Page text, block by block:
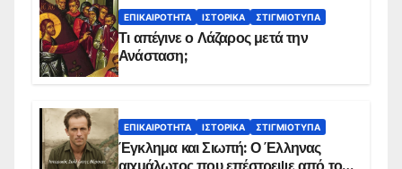
ΕΠΙΚΑΙΡΌΤΗΤΑ ΙΣΤΟΡΙΚΆ ΣΤΙΓΜΙΌΤΥΠΑ
Τι απέγινε ο Λάζαρος μετά την
Ανάσταση;
ΕΠΙΚΑΙΡΌΤΗΤΑ ΙΣΤΟΡΙΚΆ ΣΤΙΓΜΙΌΤΥΠΑ
Έγκλημα και Σιωπή: Ο Έλληνας